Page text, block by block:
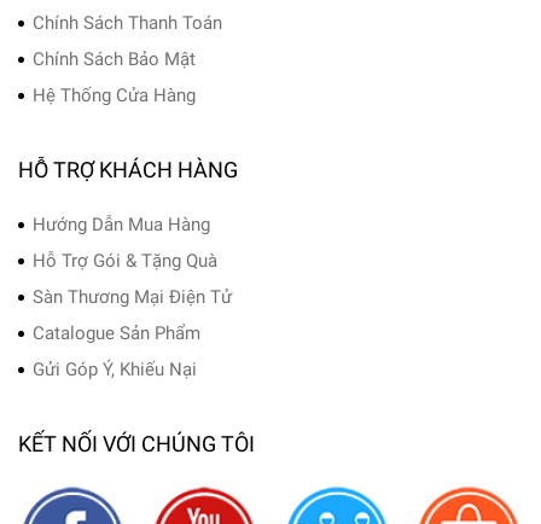
Chính Sách Thanh Toán
Chính Sách Bảo Mật
Hệ Thống Cửa Hàng
HỖ TRỢ KHÁCH HÀNG
Hướng Dẫn Mua Hàng
Hỗ Trợ Gói & Tặng Quà
Sàn Thương Mại Điện Tử
Catalogue Sản Phẩm
Gửi Góp Ý, Khiếu Nại
KẾT NỐI VỚI CHÚNG TÔI